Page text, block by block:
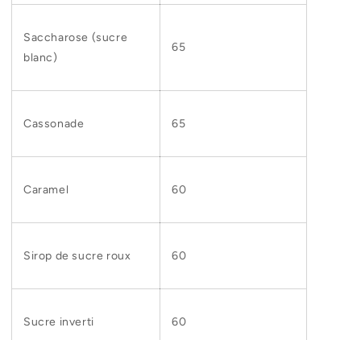
Saccharose (sucre
blanc)
65
Cassonade 65
Caramel 60
Sirop de sucre roux 60
Sucre inverti 60